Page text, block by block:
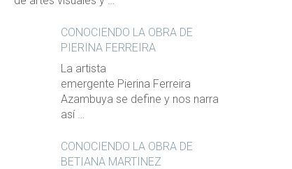
CONOCIENDO LA OBRA DE
PIERINA FERREIRA
La artista
emergente Pierina Ferreira
Azambuya se define y nos narra
así …
CONOCIENDO LA OBRA DE
BETIANA MARTINEZ